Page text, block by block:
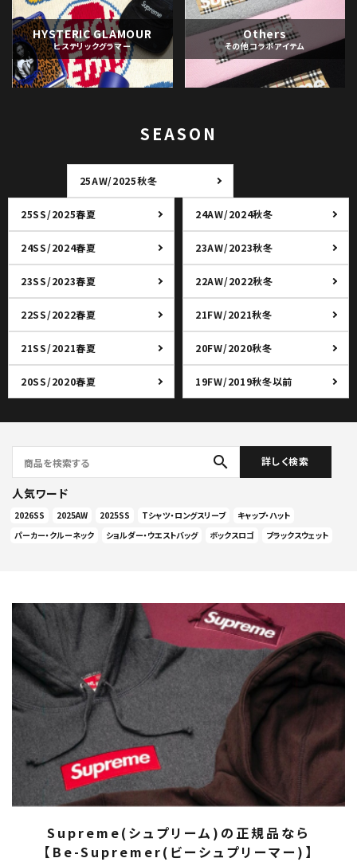
HYSTERIC GLAMOUR
ヒステリックグラマー
Others
その他コラボアイテム
SEASON
25AW/2025秋冬
25SS/2025春夏 24AW/2024秋冬
24SS/2024春夏 23AW/2023秋冬
23SS/2023春夏 22AW/2022秋冬
22SS/2022春夏 21FW/2021秋冬
21SS/2021春夏 20FW/2020秋冬
20SS/2020春夏 19FW/2019秋冬以前
search 詳しく検索
人気ワード
2026SS 2025AW 2025SS Tシャツ・ロングスリーブ
キャップ・ハット
パーカー・クルーネック
ショルダー・ウエストバッグ ボックスロゴ ブラックスウェット
Supreme(シュプリーム)の正規品なら
【Be-Supremer(ビーシュプリーマー)】